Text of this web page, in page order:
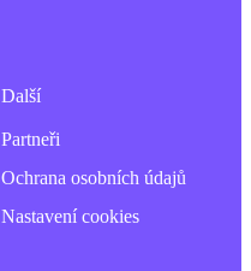
Další
Partneři
Ochrana osobních údajů
Nastavení cookies